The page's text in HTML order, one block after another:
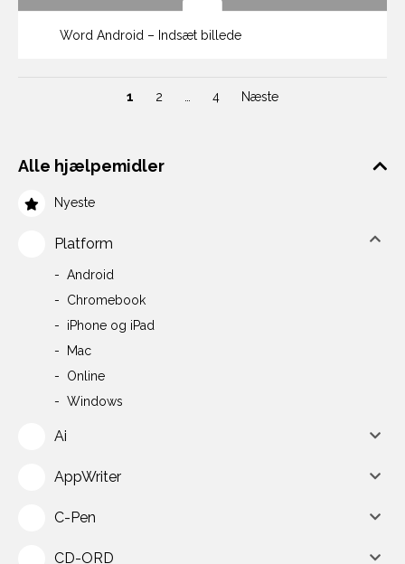
Word Android – Indsæt billede
1 2 4 Næste
Alle hjælpemidler
Nyeste
Platform
Android
Chromebook
iPhone og iPad
Mac
Online
Windows
Ai
AppWriter
C-Pen
CD-ORD